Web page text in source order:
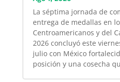
La séptima jornada de
entrega de medallas en
Centroamericanos y del
2026 concluyó este
julio con México
posición y una cosecha